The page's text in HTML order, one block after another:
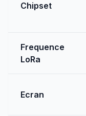
Chipset
Frequence
LoRa
Ecran